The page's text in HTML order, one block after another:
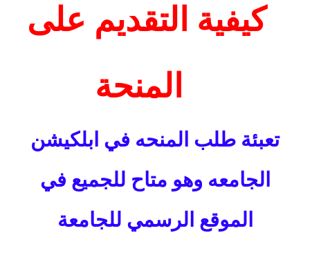
كيفية التقديم على
المنحة
تعبئة طلب المنحه في ابلكيشن
الجامعه وهو متاح للجميع في
الموقع الرسمي للجامعة